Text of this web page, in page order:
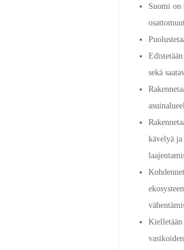
Suomi on
sekä
kävelyä ja
Kielletään